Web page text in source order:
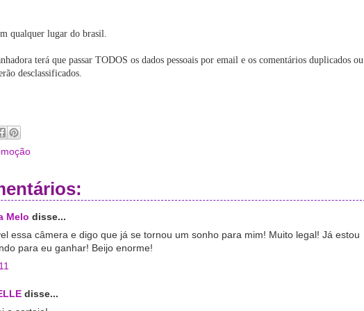
qualquer lugar do brasil.
terá que passar TODOS os dados pessoais por email e os comentários duplicados ou
desclassificados.
Melo disse...
essa câmera e digo que já se tornou um sonho para mim! Muito legal! Já estou
para eu ganhar! Beijo enorme!
disse...